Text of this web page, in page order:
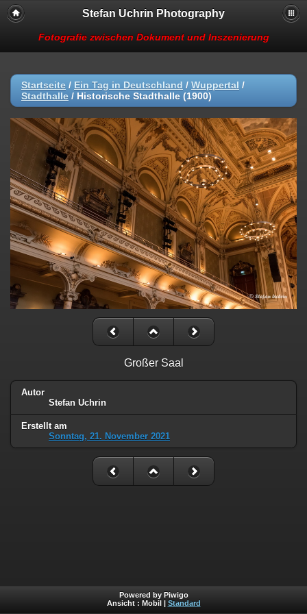
Stefan Uchrin Photography
Fotografie zwischen Dokument und Inszenierung
Startseite / Ein Tag in Deutschland / Wuppertal /
Stadthalle / Historische Stadthalle (1900)
Großer Saal
Autor
Stefan Uchrin
Erstellt am
Sonntag, 21. November 2021
Powered by Piwigo
Ansicht : Mobil Standard